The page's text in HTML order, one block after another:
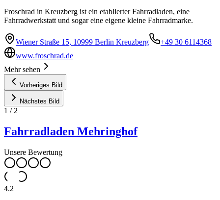
Froschrad in Kreuzberg ist ein etablierter Fahrradladen, eine
Fahrradwerkstatt und sogar eine eigene kleine Fahrradmarke.
Wiener Straße 15, 10999 Berlin Kreuzberg
+49 30 6114368
www.froschrad.de
Mehr sehen
Vorheriges Bild
Nächstes Bild
1 / 2
Fahrradladen Mehringhof
Unsere Bewertung
4.2